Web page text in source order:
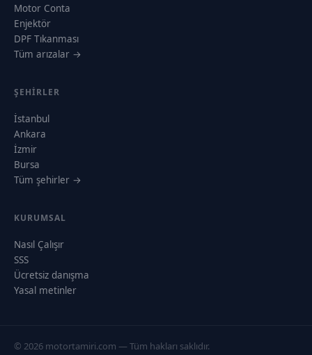
Motor Conta
Enjektör
DPF Tıkanması
Tüm arızalar →
ŞEHIRLER
İstanbul
Ankara
İzmir
Bursa
Tüm şehirler →
KURUMSAL
Nasıl Çalışır
SSS
Ücretsiz danışma
Yasal metinler
© 2026 motortamiri.com — Tüm hakları saklıdır.